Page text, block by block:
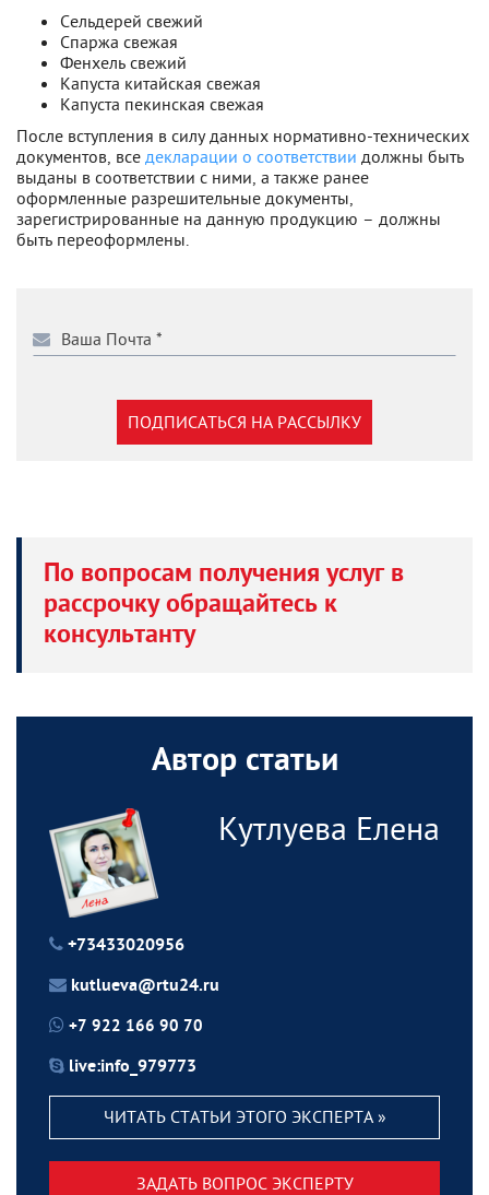
Сельдерей свежий
Cпаржа свежая
Фенхель свежий
Капуста китайская свежая
Капуста пекинская свежая
После вступления в силу данных нормативно-технических
документов, все декларации о соответствии должны быть
выданы в соответствии с ними, а также ранее
оформленные разрешительные документы,
зарегистрированные на данную продукцию – должны
быть переоформлены.
ПОДПИСАТЬСЯ НА РАССЫЛКУ
По вопросам получения услуг в
рассрочку обращайтесь к
консультанту
Автор статьи
Кутлуева Елена
+73433020956
kutlueva@rtu24.ru
+7 922 166 90 70
live:info_979773
ЧИТАТЬ СТАТЬИ ЭТОГО ЭКСПЕРТА »
ЗАДАТЬ ВОПРОС ЭКСПЕРТУ